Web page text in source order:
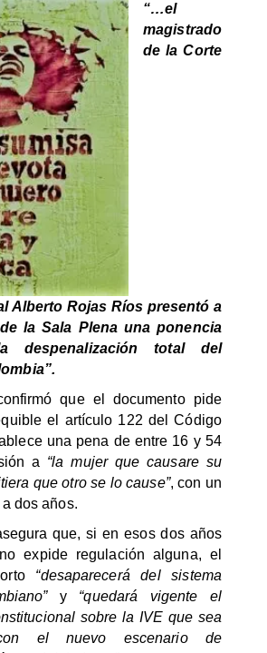
“…el
magistrado
de la Corte
Alberto Rojas Ríos presentó a
la Sala Plena una ponencia
despenalización total del
que el documento pide
el artículo 122 del Código
una pena de entre 16 y 54
a “la mujer que causare su
que otro se lo cause”, con un
dos años.
que, si en esos dos años
expide regulación alguna, el
“desaparecerá del sistema
y “quedará vigente el
sobre la IVE que sea
el nuevo escenario de